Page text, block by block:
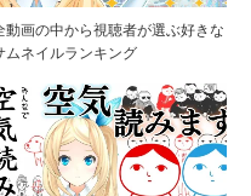
動画の中から視聴者が選ぶ好きな
ムネイルランキング